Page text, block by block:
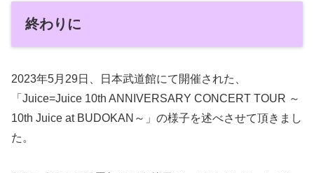
終わりに
2023年5月29日、日本武道館にて開催された、
「Juice=Juice 10th ANNIVERSARY CONCERT TOUR ～
10th Juice at BUDOKAN～」の様子を述べさせて頂きまし
た。